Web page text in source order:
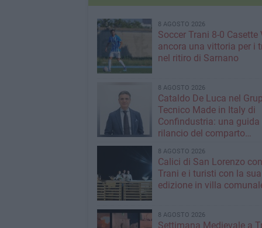
8 AGOSTO 2026
Soccer Trani 8-0 Casette
ancora una vittoria per i
nel ritiro di Sarnano
8 AGOSTO 2026
Cataldo De Luca nel
Tecnico Made in Italy di
Confindustria: una guida
rilancio del comparto
8 AGOSTO 2026
Calici di San Lorenzo
Trani e i turisti con la
edizione in villa
8 AGOSTO 2026
Settimana Medievale a